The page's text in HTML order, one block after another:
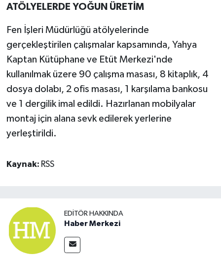
ATÖLYELERDE YOĞUN ÜRETİM
Fen İşleri Müdürlüğü atölyelerinde
gerçekleştirilen çalışmalar kapsamında, Yahya
Kaptan Kütüphane ve Etüt Merkezi'nde
kullanılmak üzere 90 çalışma masası, 8 kitaplık, 4
dosya dolabı, 2 ofis masası, 1 karşılama bankosu
ve 1 dergilik imal edildi. Hazırlanan mobilyalar
montaj için alana sevk edilerek yerlerine
yerleştirildi.
Kaynak: RSS
EDITÖR HAKKINDA
Haber Merkezi